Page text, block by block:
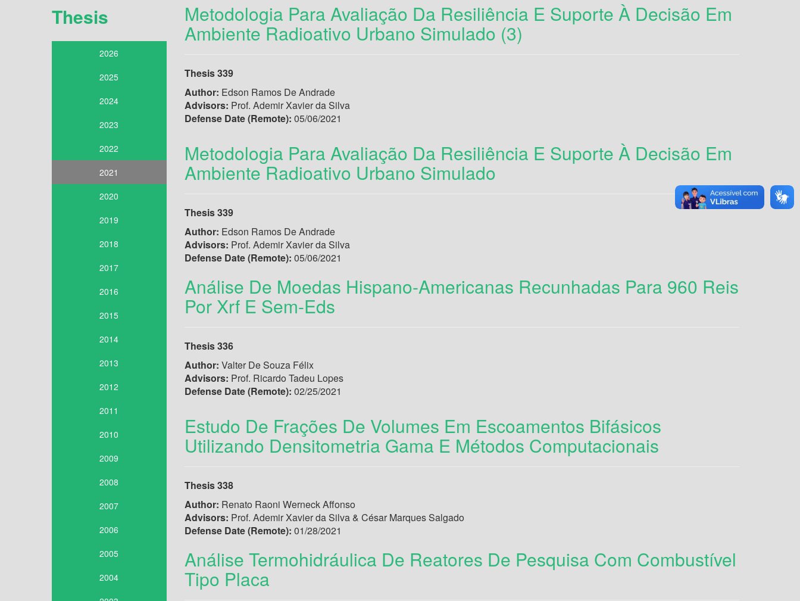
Thesis
2026
2025
2024
2023
2022
2021
2020
2019
2018
2017
2016
2015
2014
2013
2012
2011
2010
2009
2008
2007
2006
2005
2004
Metodologia Para Avaliação Da Resiliência E Suporte À Decisão Em
Ambiente Radioativo Urbano Simulado (3)
Thesis 339
Author: Edson Ramos De Andrade
Advisors: Prof. Ademir Xavier da Silva
Defense Date (Remote): 05/06/2021
Metodologia Para Avaliação Da Resiliência E Suporte À Decisão Em
Ambiente Radioativo Urbano Simulado
Thesis 339
Author: Edson Ramos De Andrade
Advisors: Prof. Ademir Xavier da Silva
Defense Date (Remote): 05/06/2021
Análise De Moedas Hispano-Americanas Recunhadas Para 960 Reis
Por Xrf E Sem-Eds
Thesis 336
Author: Valter De Souza Félix
Advisors: Prof. Ricardo Tadeu Lopes
Defense Date (Remote): 02/25/2021
Estudo De Frações De Volumes Em Escoamentos Bifásicos
Utilizando Densitometria Gama E Métodos Computacionais
Thesis 338
Author: Renato Raoni Werneck Affonso
Advisors: Prof. Ademir Xavier da Silva & César Marques Salgado
Defense Date (Remote): 01/28/2021
Análise Termohidráulica De Reatores De Pesquisa Com Combustível
Tipo Placa